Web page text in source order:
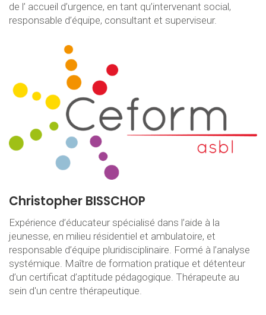
de l’ accueil d’urgence, en tant qu’intervenant social,
responsable d’équipe, consultant et superviseur.
Christopher BISSCHOP
Expérience d’éducateur spécialisé dans l’aide à la
jeunesse, en milieu résidentiel et ambulatoire, et
responsable d’équipe pluridisciplinaire. Formé à l’analyse
systémique. Maître de formation pratique et détenteur
d’un certificat d’aptitude pédagogique. Thérapeute au
sein d'un centre thérapeutique.